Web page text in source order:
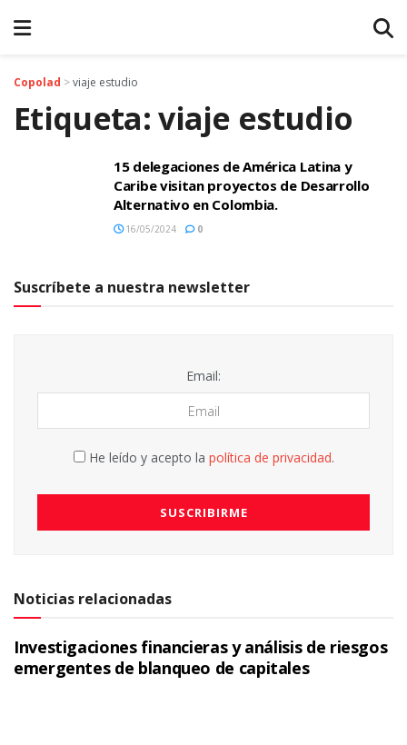
Copolad >viaje estudio
Etiqueta:viaje estudio
15 delegaciones de América Latina y
Caribe visitan proyectos de Desarrollo
Alternativo en Colombia.
16/05/2024 0
Suscríbete a nuestra newsletter
Email:
He leído y acepto la política de privacidad.
Noticias relacionadas
Investigaciones financieras y análisis de riesgos
emergentes de blanqueo de capitales